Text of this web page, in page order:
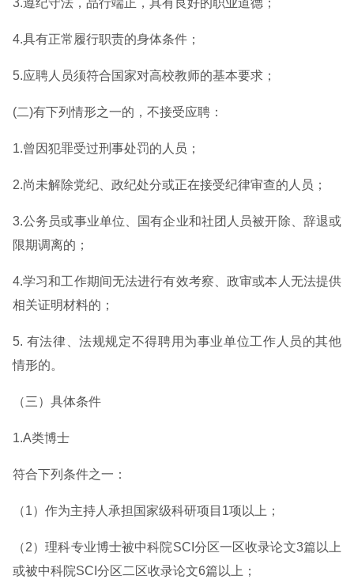
3.遵纪守法，品行端正，具有良好的职业道德；
4.具有正常履行职责的身体条件；
5.应聘人员须符合国家对高校教师的基本要求；
(二)有下列情形之一的，不接受应聘：
1.曾因犯罪受过刑事处罚的人员；
2.尚未解除党纪、政纪处分或正在接受纪律审查的人员；
3.公务员或事业单位、国有企业和社团人员被开除、辞退或
限期调离的；
4.学习和工作期间无法进行有效考察、政审或本人无法提供
相关证明材料的；
5. 有法律、法规规定不得聘用为事业单位工作人员的其他
情形的。
（三）具体条件
1.A类博士
符合下列条件之一：
（1）作为主持人承担国家级科研项目1项以上；
（2）理科专业博士被中科院SCI分区一区收录论文3篇以上
或被中科院SCI分区二区收录论文6篇以上；